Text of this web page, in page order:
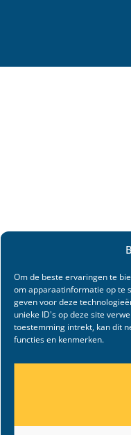
Om de beste ervaringen te
om apparaatinformatie op te
geven voor deze
unieke ID's op deze site
toestemming intrekt, kan dit
functies en kenmerken.